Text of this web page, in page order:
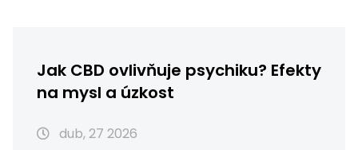
Jak CBD ovlivňuje psychiku? Efekty
na mysl a úzkost
dub, 27 2026